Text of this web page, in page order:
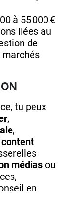
à 55 000 €
liées au
de
marchés
tu peux
,
,
médias ou
en